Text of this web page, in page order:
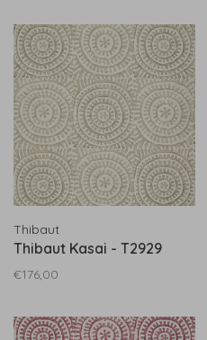
Thibaut
Thibaut Kasai - T2929
€176,00